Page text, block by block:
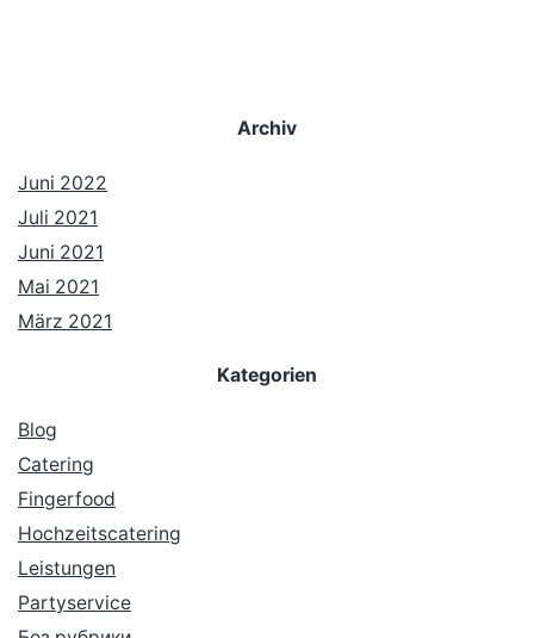
Archiv
Juni 2022
Juli 2021
Juni 2021
Mai 2021
März 2021
Kategorien
Blog
Catering
Fingerfood
Hochzeitscatering
Leistungen
Partyservice